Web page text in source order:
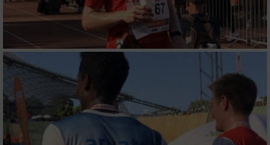
Wir nutzen Ihre Daten für folgende Zwecke:
IAB-Verarbeitungszwecke:
Speichern von oder Zugriff auf Informationen
auf einem Endgerät
Verwendung reduzierter Daten zur Auswahl
von Werbeanzeigen
Erstellung von Profilen für personalisierte
Werbung